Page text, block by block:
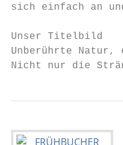
sich einfach an
Unser Titelbild
Unberührte Natur,
Nicht nur die